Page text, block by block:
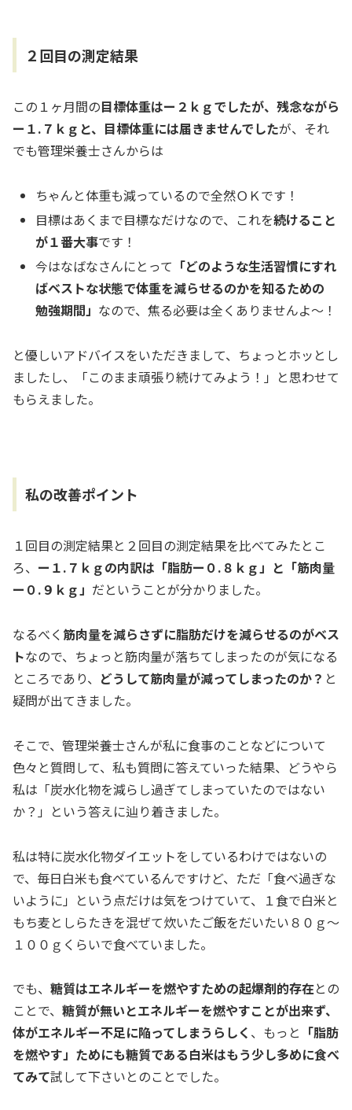
２回目の測定結果
この１ヶ月間の目標体重はー２ｋｇでしたが、残念ながら
ー１.７ｋｇと、目標体重には届きませんでしたが、それ
でも管理栄養士さんからは
ちゃんと体重も減っているので全然ＯＫです！
目標はあくまで目標なだけなので、これを続けること
が１番大事です！
今はなばなさんにとって 「どのような生活習慣にすれ
ばベストな状態で体重を減らせるのかを知るための
勉強期間」 なので、焦る必要は全くありませんよ～！
と優しいアドバイスをいただきまして、ちょっとホッとし
ましたし、「このまま頑張り続けてみよう！」と思わせて
もらえました。
私の改善ポイント
１回目の測定結果と２回目の測定結果を比べてみたとこ
ろ、 ー１.７ｋｇの内訳は「脂肪ー０.８ｋｇ」と「筋肉量
ー０.９ｋｇ」 だということが分かりました。
なるべく筋肉量を減らさずに脂肪だけを減らせるのがベス
トなので、ちょっと筋肉量が落ちてしまったのが気になる
ところであり、 どうして筋肉量が減ってしまったのか？ と
疑問が出てきました。
そこで、管理栄養士さんが私に食事のことなどについて
色々と質問して、私も質問に答えていった結果、どうやら
私は「炭水化物を減らし過ぎてしまっていたのではない
か？」という答えに辿り着きました。
私は特に炭水化物ダイエットをしているわけではないの
で、毎日白米も食べているんですけど、ただ「食べ過ぎな
いように」という点だけは気をつけていて、１食で白米と
もち麦としらたきを混ぜて炊いたご飯をだいたい８０ｇ～
１００ｇくらいで食べていました。
でも、 糖質はエネルギーを燃やすための起爆剤的存在との
ことで、 糖質が無いとエネルギーを燃やすことが出来ず、
体がエネルギー不足に陥ってしまうらしく 、もっと 「脂肪
を燃やす」ためにも糖質である白米はもう少し多めに食べ
てみて試して下さいとのことでした。